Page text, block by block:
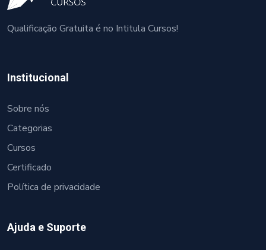
Qualificação Gratuita é no Intitula Cursos!
Institucional
Sobre nós
Categorias
Cursos
Certificado
Política de privacidade
Ajuda e Suporte